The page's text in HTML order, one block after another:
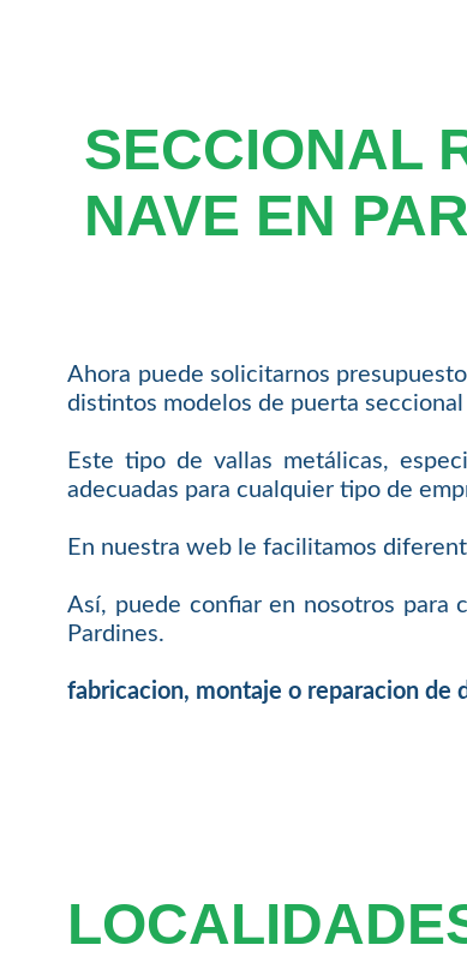
SECCIONAL
NAVE EN
Ahora puede solicitarnos
distintos modelos de puerta
Este tipo de vallas metálicas,
adecuadas para cualquier tipo de
En nuestra web le facilitamos
Así, puede confiar en nosotros para
Pardines.
fabricacion, montaje o reparacion de